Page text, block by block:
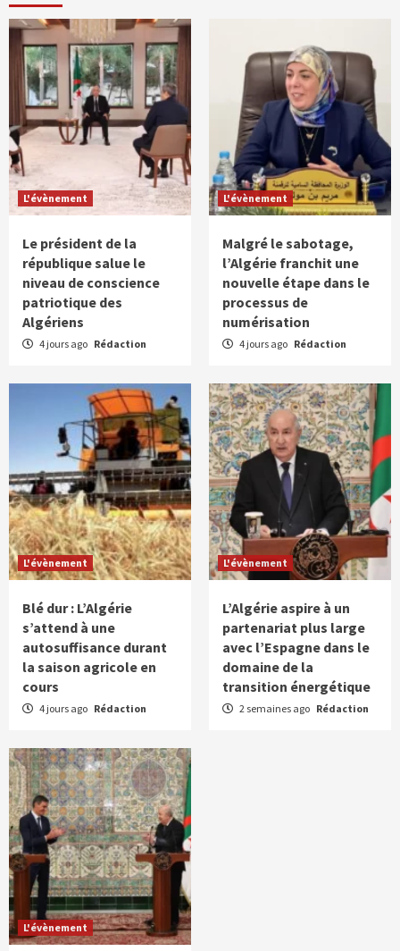
L'évènement
Le président de la
république salue le
niveau de conscience
patriotique des
Algériens
4 jours ago Rédaction
L'évènement
Malgré le sabotage,
l’Algérie franchit une
nouvelle étape dans le
processus de
numérisation
4 jours ago Rédaction
L'évènement
Blé dur : L’Algérie
s’attend à une
autosuffisance durant
la saison agricole en
cours
4 jours ago Rédaction
L'évènement
L’Algérie aspire à un
partenariat plus large
avec l’Espagne dans le
domaine de la
transition énergétique
2 semaines ago Rédaction
L'évènement